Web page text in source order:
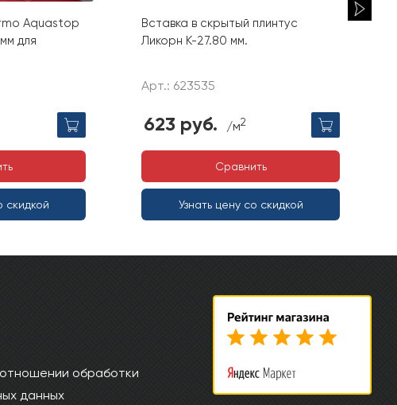
Aquastop
для
скидкой
Вставка в скрытый плинтус
Ликорн К-27.80 мм.
Арт.: 623535
623 руб. /м2
Сравнить
Узнать цену со скидкой
обработки
данных